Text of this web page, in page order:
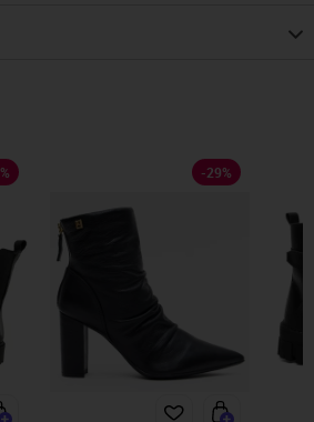
% -29%